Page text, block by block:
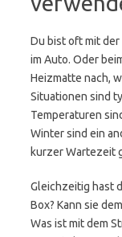
Du bist oft mit
im Auto. Oder
Heizmatte nach,
Situationen sind
Temperaturen
Winter sind ein
kurzer Wartezeit
Gleichzeitig hast
Box? Kann sie
Was ist mit dem